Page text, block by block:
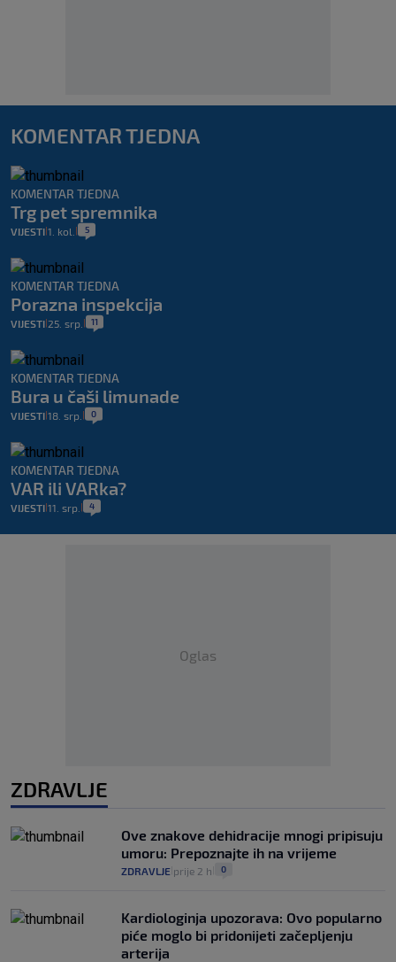
KOMENTAR TJEDNA
KOMENTAR TJEDNA
Trg pet spremnika
VIJESTI 1. kol. 5
KOMENTAR TJEDNA
Porazna inspekcija
VIJESTI 25. srp. 11
KOMENTAR TJEDNA
Bura u čaši limunade
VIJESTI 18. srp. 0
KOMENTAR TJEDNA
VAR ili VARka?
VIJESTI 11. srp. 4
Oglas
ZDRAVLJE
Ove znakove dehidracije mnogi pripisuju
umoru: Prepoznajte ih na vrijeme
ZDRAVLJE prije 2 h 0
Kardiologinja upozorava: Ovo popularno
piće moglo bi pridonijeti začepljenju
arterija